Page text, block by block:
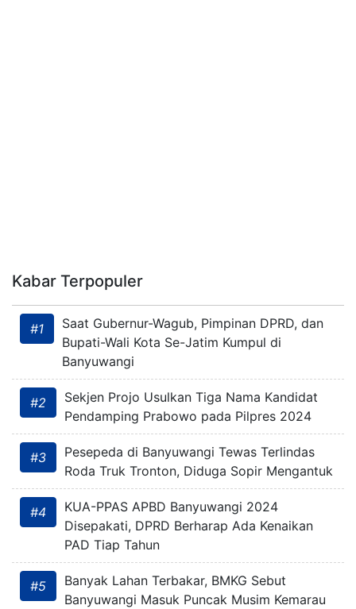
Kabar Terpopuler
#1
Saat Gubernur-Wagub, Pimpinan DPRD, dan
Bupati-Wali Kota Se-Jatim Kumpul di
Banyuwangi
#2
Sekjen Projo Usulkan Tiga Nama Kandidat
Pendamping Prabowo pada Pilpres 2024
#3
Pesepeda di Banyuwangi Tewas Terlindas
Roda Truk Tronton, Diduga Sopir Mengantuk
#4
KUA-PPAS APBD Banyuwangi 2024
Disepakati, DPRD Berharap Ada Kenaikan
PAD Tiap Tahun
#5
Banyak Lahan Terbakar, BMKG Sebut
Banyuwangi Masuk Puncak Musim Kemarau